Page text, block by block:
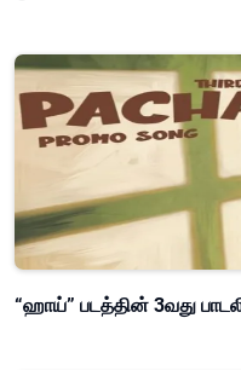
“ஹாய்” படத்தின் 3வது